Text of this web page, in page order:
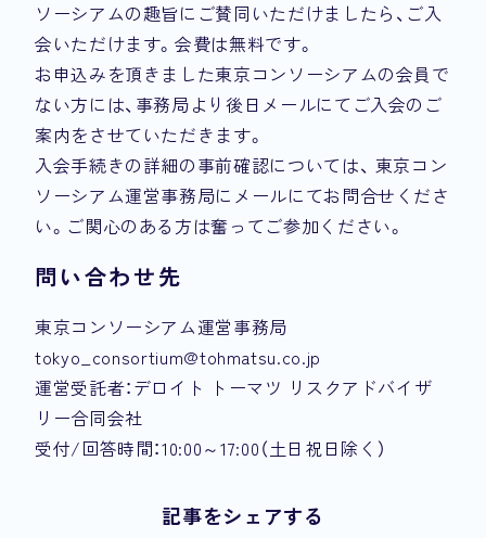
ソーシアムの趣旨にご賛同いただけましたら、ご入
会いただけます。会費は無料です。
お申込みを頂きました東京コンソーシアムの会員で
ない方には、事務局より後日メールにてご入会のご
案内をさせていただきます。
入会手続きの詳細の事前確認については、 東京コン
ソーシアム運営事務局にメールにてお問合せくださ
い。ご関心のある方は奮ってご参加ください。
問い合わせ先
東京コンソーシアム運営事務局
tokyo_consortium@tohmatsu.co.jp
運営受託者：デロイト トーマツ リスクアドバイザ
リー合同会社
受付/回答時間：10:00～17:00（土日祝日除く）
記事をシェアする